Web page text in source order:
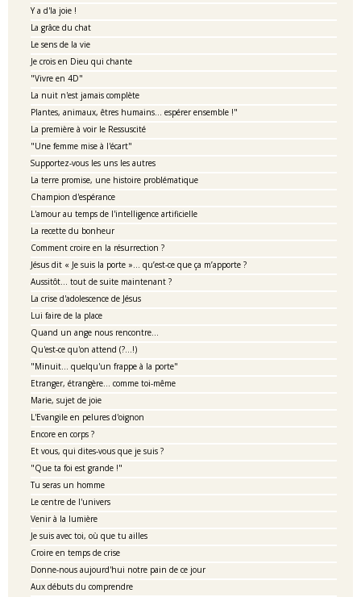
Y a d'la joie !
La grâce du chat
Le sens de la vie
Je crois en Dieu qui chante
"Vivre en 4D"
La nuit n'est jamais complète
Plantes, animaux, êtres humains... espérer ensemble !"
La première à voir le Ressuscité
"Une femme mise à l'écart"
Supportez-vous les uns les autres
La terre promise, une histoire problématique
Champion d'espérance
L'amour au temps de l'intelligence artificielle
La recette du bonheur
Comment croire en la résurrection ?
Jésus dit « Je suis la porte »… qu’est-ce que ça m’apporte ?
Aussitôt... tout de suite maintenant ?
La crise d'adolescence de Jésus
Lui faire de la place
Quand un ange nous rencontre...
Qu'est-ce qu'on attend (?...!)
"Minuit... quelqu'un frappe à la porte"
Etranger, étrangère... comme toi-même
Marie, sujet de joie
L'Evangile en pelures d'oignon
Encore en corps ?
Et vous, qui dites-vous que je suis ?
"Que ta foi est grande !"
Tu seras un homme
Le centre de l'univers
Venir à la lumière
Je suis avec toi, où que tu ailles
Croire en temps de crise
Donne-nous aujourd'hui notre pain de ce jour
Aux débuts du comprendre